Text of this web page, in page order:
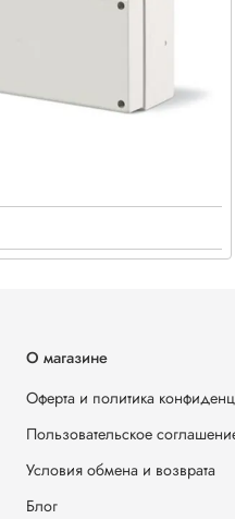
О магазине
Оферта и политика
Пользовательское
Условия обмена и возврата
Блог